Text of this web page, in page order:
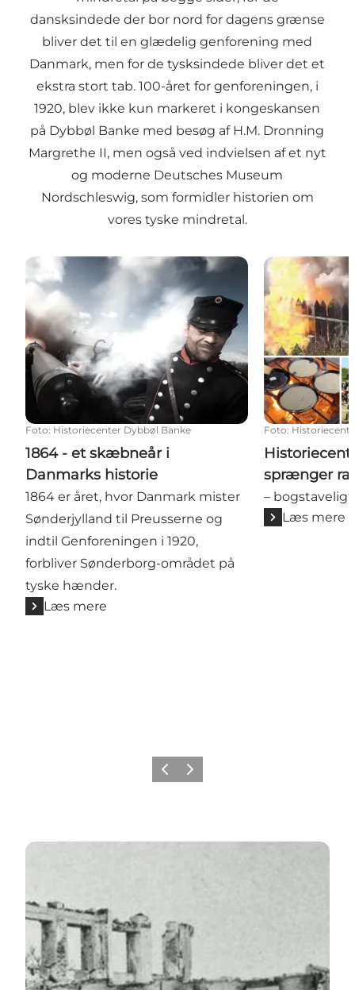
dansksindede der bor nord for dagens grænse
bliver det til en glædelig genforening med
Danmark, men for de tysksindede bliver det et
ekstra stort tab. 100-året for genforeningen, i
1920, blev ikke kun markeret i kongeskansen
på Dybbøl Banke med besøg af H.M. Dronning
Margrethe II, men også ved indvielsen af et nyt
og moderne Deutsches Museum
Nordschleswig, som formidler historien om
vores tyske mindretal.
1864 - et skæbneår i Danmarks historie
Foto: Historiecenter Dybbøl Banke
1864 - et skæbneår i
Danmarks historie
1864 er året, hvor Danmark mister
Sønderjylland til Preusserne og
indtil Genforeningen i 1920,
forbliver Sønderborg-området på
tyske hænder.
Læs mere
Foto:
sprænger
–
Læs mere
ForrigeNæste
En by i ruiner - 1864 byvandring